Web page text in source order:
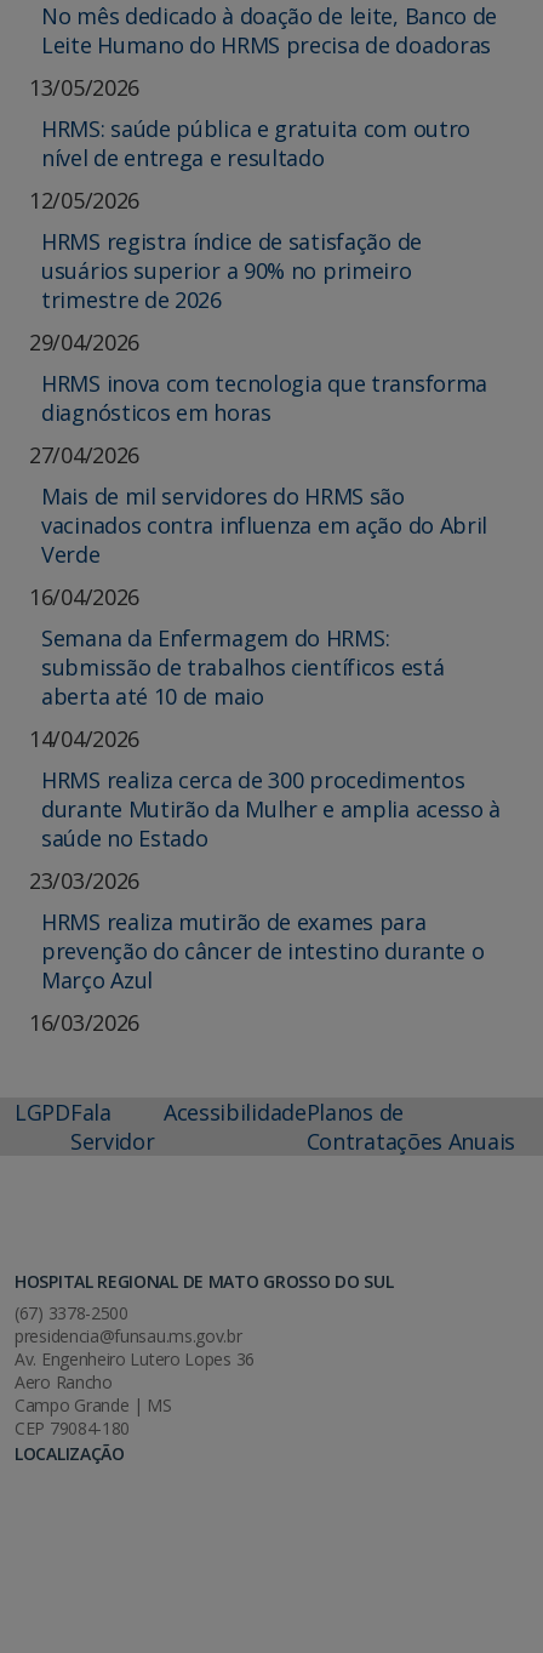
No mês dedicado à doação de leite, Banco de
Leite Humano do HRMS precisa de doadoras
13/05/2026
HRMS: saúde pública e gratuita com outro
nível de entrega e resultado
12/05/2026
HRMS registra índice de satisfação de
usuários superior a 90% no primeiro
trimestre de 2026
29/04/2026
HRMS inova com tecnologia que transforma
diagnósticos em horas
27/04/2026
Mais de mil servidores do HRMS são
vacinados contra influenza em ação do Abril
Verde
16/04/2026
Semana da Enfermagem do HRMS:
submissão de trabalhos científicos está
aberta até 10 de maio
14/04/2026
HRMS realiza cerca de 300 procedimentos
durante Mutirão da Mulher e amplia acesso à
saúde no Estado
23/03/2026
HRMS realiza mutirão de exames para
prevenção do câncer de intestino durante o
Março Azul
16/03/2026
LGPDFala
Servidor
AcessibilidadePlanos de
Contratações Anuais
HOSPITAL REGIONAL DE MATO GROSSO DO SUL
(67) 3378-2500
presidencia@funsau.ms.gov.br
Av. Engenheiro Lutero Lopes 36
Aero Rancho
Campo Grande | MS
CEP 79084-180
LOCALIZAÇÃO